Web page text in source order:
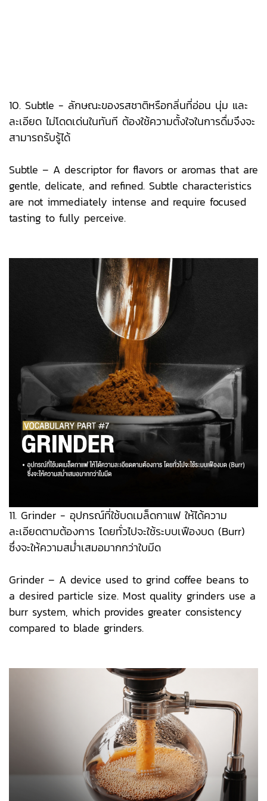
10. Subtle - ลักษณะของรสชาติหรือกลิ่นที่อ่อน นุ่ม และ
ละเอียด ไม่โดดเด่นในทันที ต้องใช้ความตั้งใจในการดื่มจึงจะ
สามารถรับรู้ได้
Subtle – A descriptor for flavors or aromas that are
gentle, delicate, and refined. Subtle characteristics
are not immediately intense and require focused
tasting to fully perceive.
11. Grinder - อุปกรณ์ที่ใช้บดเมล็ดกาแฟ ให้ได้ความ
ละเอียดตามต้องการ โดยทั่วไปจะใช้ระบบเฟืองบด (Burr)
ซึ่งจะให้ความสม่ำเสมอมากกว่าใบมีด
Grinder – A device used to grind coffee beans to
a desired particle size. Most quality grinders use a
burr system, which provides greater consistency
compared to blade grinders.